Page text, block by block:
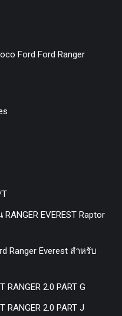
Ford Ford Ranger
T
EVEREST Raptor
Ranger Everest สำหรับ
2.0 PART G
2.0 PART J